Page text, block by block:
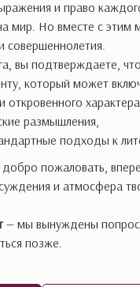
и право
мир. Но вместе с этим
совершеннолетия.
вы подтверждаете,
который может
откровенного
размышления,
подходы к
пожаловать,
и атмосфера
— мы вынуждены
позже.
ждали
довольно
на
мой путь к
что